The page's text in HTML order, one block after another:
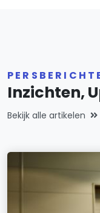
Inzichten,
Bekijk alle artikelen